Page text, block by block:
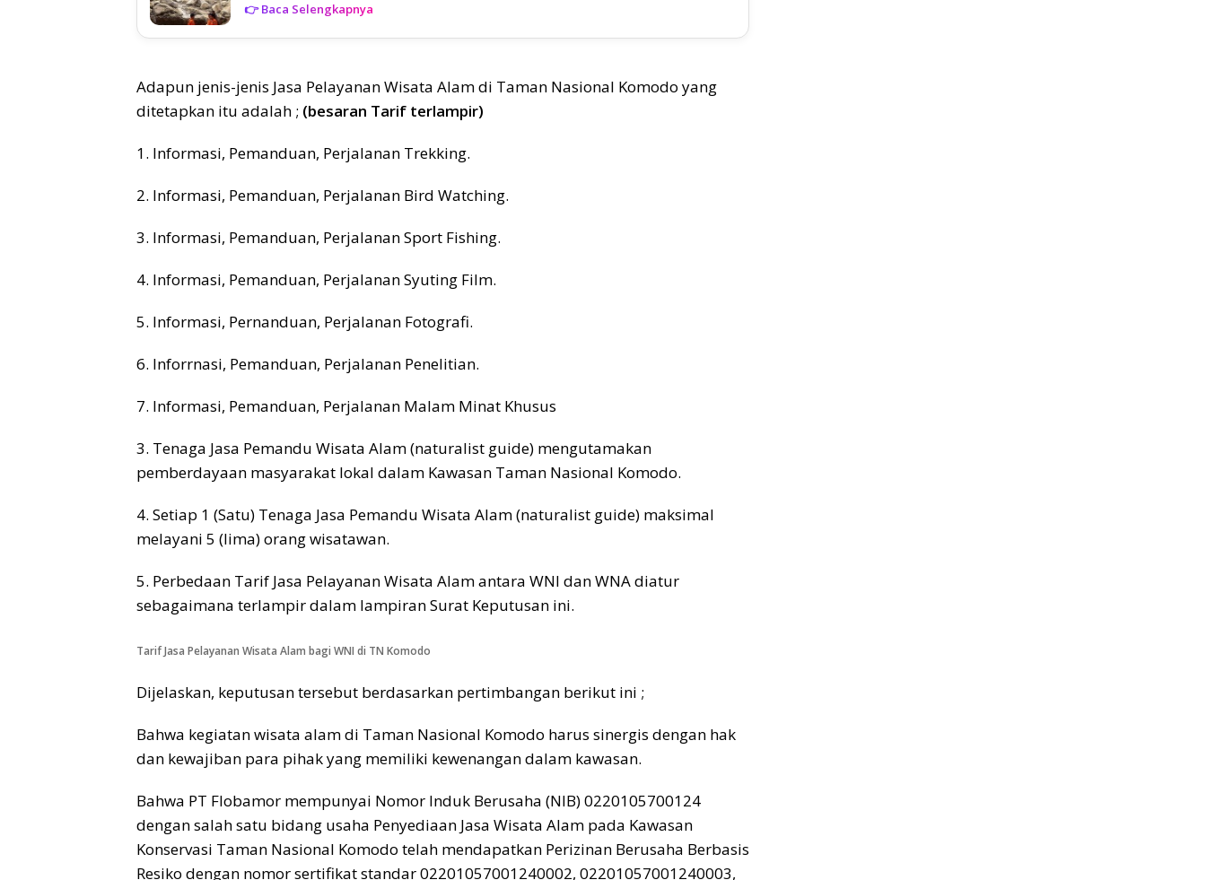
👉 Baca Selengkapnya
Adapun jenis-jenis Jasa Pelayanan Wisata Alam di Taman Nasional Komodo yang
ditetapkan itu adalah ; (besaran Tarif terlampir)
1. Informasi, Pemanduan, Perjalanan Trekking.
2. lnformasi, Pemanduan, Perjalanan Bird Watching.
3. Informasi, Pemanduan, Perjalanan Sport Fishing.
4. Informasi, Pemanduan, Perjalanan Syuting Film.
5. Informasi, Pernanduan, Perjalanan Fotografi.
6. lnforrnasi, Pemanduan, Perjalanan Penelitian.
7. Informasi, Pemanduan, Perjalanan Malam Minat Khusus
3. Tenaga Jasa Pemandu Wisata Alam (naturalist guide) mengutamakan
pemberdayaan masyarakat lokal dalam Kawasan Taman Nasional Komodo.
4. Setiap 1 (Satu) Tenaga Jasa Pemandu Wisata Alam (naturalist guide) maksimal
melayani 5 (Iima) orang wisatawan.
5. Perbedaan Tarif Jasa Pelayanan Wisata Alam antara WNI dan WNA diatur
sebagaimana terlampir dalam lampiran Surat Keputusan ini.
Tarif Jasa Pelayanan Wisata Alam bagi WNI di TN Komodo
Dijelaskan, keputusan tersebut berdasarkan pertimbangan berikut ini ;
Bahwa kegiatan wisata alam di Taman Nasional Komodo harus sinergis dengan hak
dan kewajiban para pihak yang memiliki kewenangan dalam kawasan.
Bahwa PT Flobamor mempunyai Nomor Induk Berusaha (NIB) 0220105700124
dengan salah satu bidang usaha Penyediaan Jasa Wisata Alam pada Kawasan
Konservasi Taman Nasional Komodo telah mendapatkan Perizinan Berusaha Berbasis
Resiko dengan nomor sertifikat standar 02201057001240002, 02201057001240003,